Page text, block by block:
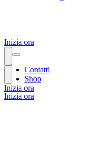
Inizia ora
Inizia ora
Contatti
Shop
Inizia ora